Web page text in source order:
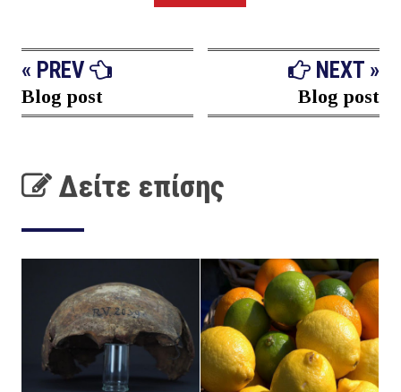
« PREV
Blog post
NEXT »
Blog post
Δείτε επίσης